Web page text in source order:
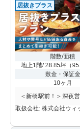
居抜きプラス
階数/面積
地上1階/ 28.85坪（
敷金・保証金
10ヶ月
＜新橋駅前！＞深夜
取扱会社: 株式会社ウィ